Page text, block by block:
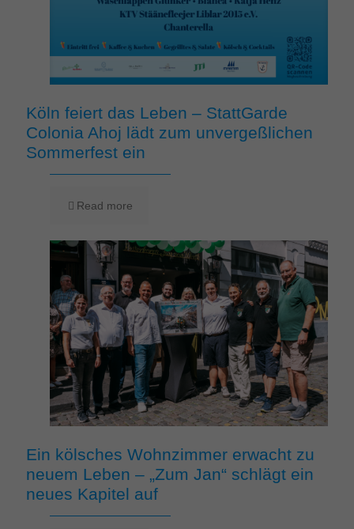
Köln feiert das Leben – StattGarde
Colonia Ahoj lädt zum unvergeßlichen
Sommerfest ein
Read more
Ein kölsches Wohnzimmer erwacht zu
neuem Leben – „Zum Jan“ schlägt ein
neues Kapitel auf